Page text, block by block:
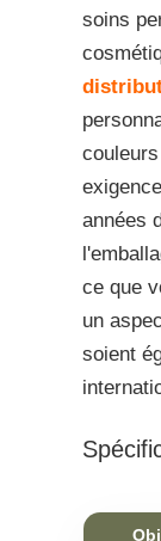
soins
années
ce que
un
soient